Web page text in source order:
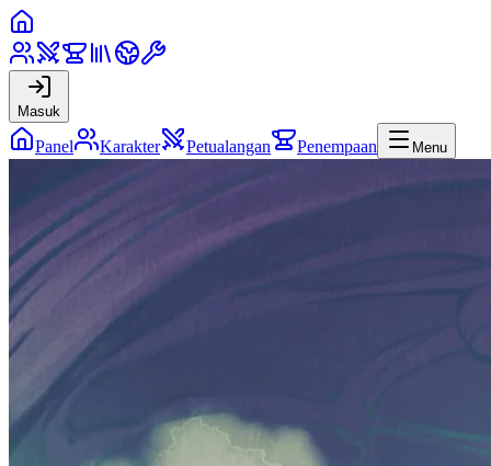
Masuk
Panel Karakter Petualangan Penempaan Menu